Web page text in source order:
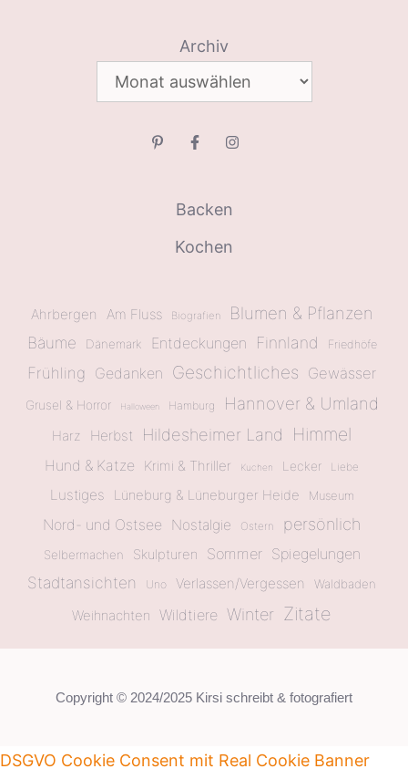
Archiv
Backen
Kochen
Ahrbergen Am Fluss Biografien Blumen & Pflanzen
Bäume Dänemark Entdeckungen Finnland Friedhöfe
Frühling Gedanken Geschichtliches Gewässer
Grusel & Horror Halloween Hamburg Hannover & Umland
Harz Herbst Hildesheimer Land Himmel
Hund & Katze Krimi & Thriller Kuchen Lecker Liebe
Lustiges Lüneburg & Lüneburger Heide Museum
Nord- und Ostsee Nostalgie Ostern persönlich
Selbermachen Skulpturen Sommer Spiegelungen
Stadtansichten Uno Verlassen/Vergessen Waldbaden
Weihnachten Wildtiere Winter Zitate
Copyright © 2024/2025 Kirsi schreibt & fotografiert
DSGVO Cookie Consent mit Real Cookie Banner